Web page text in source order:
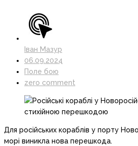
Іван Мазур
06.09.2024
Поле бою
zero comment
Для російських кораблів у порту
морі виникла нова перешкода.